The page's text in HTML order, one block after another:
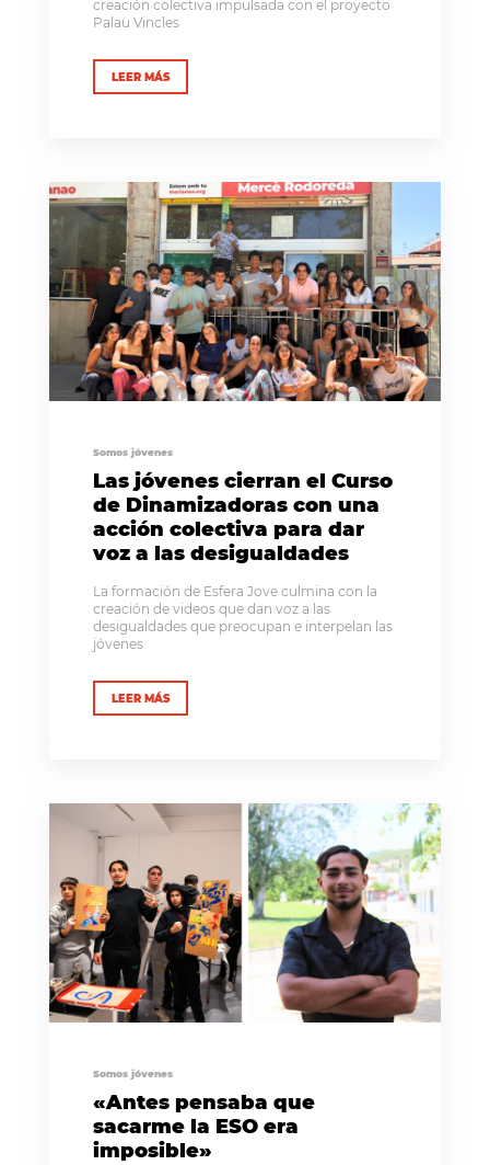
creación colectiva impulsada con el proyecto
Palau Vincles
LEER MÁS
Somos jóvenes
Las jóvenes cierran el Curso
de Dinamizadoras con una
acción colectiva para dar
voz a las desigualdades
La formación de Esfera Jove culmina con la
creación de videos que dan voz a las
desigualdades que preocupan e interpelan las
jóvenes
LEER MÁS
Somos jóvenes
«Antes pensaba que
sacarme la ESO era
imposible»